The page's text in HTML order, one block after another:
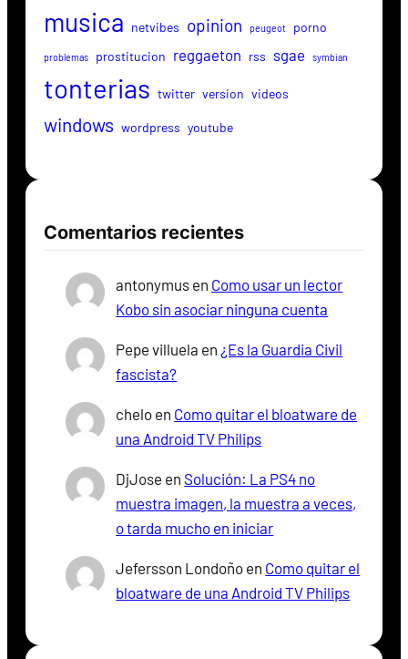
musica netvibes opinion peugeot porno
problemas prostitucion reggaeton rss sgae symbian
tonterias twitter version videos
windows wordpress youtube
Comentarios recientes
antonymus en Como usar un lector
Kobo sin asociar ninguna cuenta
Pepe villuela en ¿Es la Guardia Civil
fascista?
chelo en Como quitar el bloatware de
una Android TV Philips
DjJose en Solución: La PS4 no
muestra imagen, la muestra a veces,
o tarda mucho en iniciar
Jefersson Londoño en Como quitar el
bloatware de una Android TV Philips